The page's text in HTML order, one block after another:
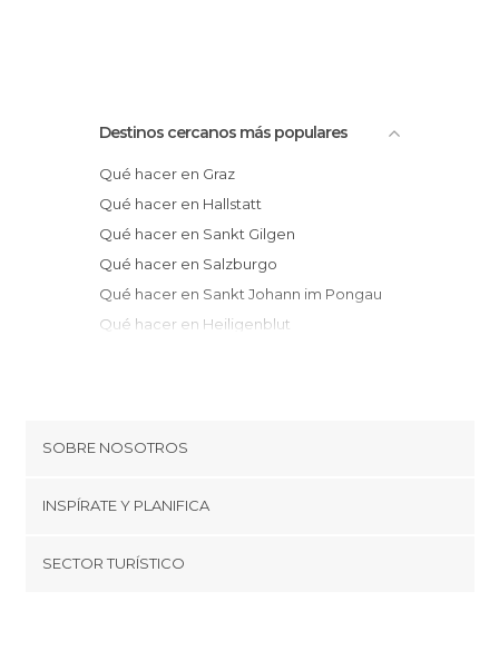
Destinos cercanos más populares
Qué hacer en Graz
Qué hacer en Hallstatt
Qué hacer en Sankt Gilgen
Qué hacer en Salzburgo
Qué hacer en Sankt Johann im Pongau
Qué hacer en Heiligenblut
SOBRE NOSOTROS
Cookies
Términos y condiciones
INSPÍRATE Y PLANIFICA
SECTOR TURÍSTICO